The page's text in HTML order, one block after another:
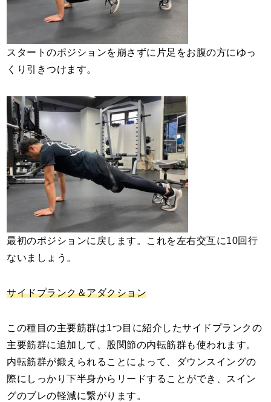
スタートのポジションを崩さずに片足をお腹の方にゆっ
くり引きつけます。
最初のポジションに戻します。これを左右交互に10回行
ないましょう。
サイドプランク＆アダクション
この種目の主要筋群は1つ目に紹介したサイドプランクの
主要筋群に追加して、股関節の内転筋群も使われます。
内転筋群が鍛えられることによって、ダウンスイングの
際にしっかり下半身からリードすることができ、スイン
グのブレの軽減に繋がります。